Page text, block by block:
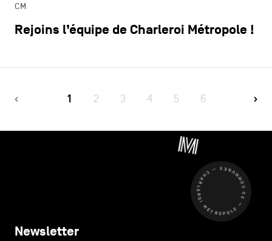
CM
Rejoins l’équipe de Charleroi Métropole !
1 2 3 4 5 6
CHARLEROI MÉTROPOLE — 30 COMMUNES —
Newsletter